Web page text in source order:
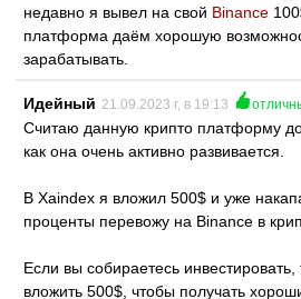
недавно я вывел на свой Binance
платформа даём хорошую
зарабатывать.
Идейный 21.09.2023 г, в 19:13
Считаю данную крипто платформу
как она очень активно развивается.
В Xaindex я вложил 500$ и уже
проценты перевожу на Binance в
Если вы собираетесь
вложить 500$, чтобы получать